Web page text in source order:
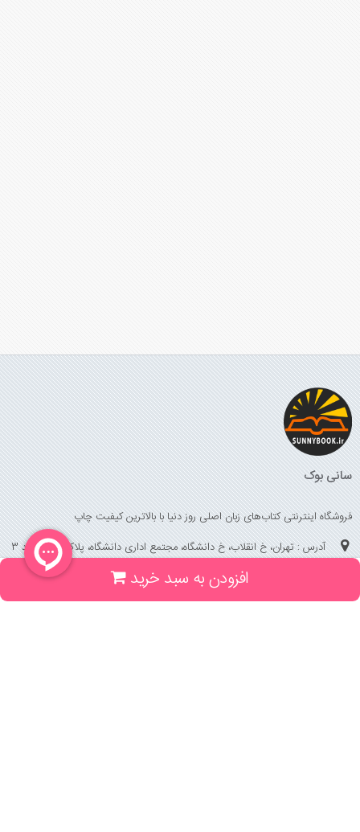
افزودن به سبد خرید
سانی بوک
فروشگاه اینترنتی کتاب‌های زبان اصلی روز دنیا با بالاترین کیفیت چاپ
آدرس : تهران، خ انقلاب، خ دانشگاه، مجتمع اداری دانشگاه، پلاک 158 واحد 3
(جهت خرید حضوری، تلفنی ، پیگیری سفارشات سایت با شماره تلفن 02166175070
تماس حاصل فرمایید)